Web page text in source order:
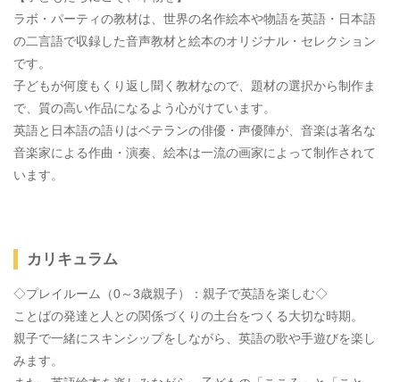
ラボ・パーティの教材は、世界の名作絵本や物語を英語・日本語
の二言語で収録した音声教材と絵本のオリジナル・セレクション
です。
子どもが何度もくり返し聞く教材なので、題材の選択から制作ま
で、質の高い作品になるよう心がけています。
英語と日本語の語りはベテランの俳優・声優陣が、音楽は著名な
音楽家による作曲・演奏、絵本は一流の画家によって制作されて
います。
カリキュラム
◇プレイルーム（0～3歳親子）：親子で英語を楽しむ◇
ことばの発達と人との関係づくりの土台をつくる大切な時期。
親子で一緒にスキンシップをしながら、英語の歌や手遊びを楽し
みます。